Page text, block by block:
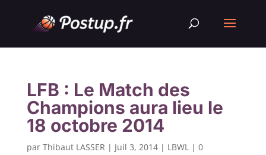
LFB : Le Match des
Champions aura lieu le
18 octobre 2014
par Thibaut LASSER | Juil 3, 2014| LBWL| 0